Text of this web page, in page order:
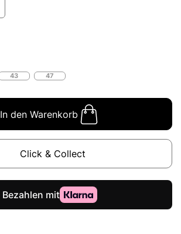
43 47
In den Warenkorb
Click & Collect